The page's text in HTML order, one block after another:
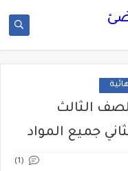
الثالث
جميع المواد
(1)